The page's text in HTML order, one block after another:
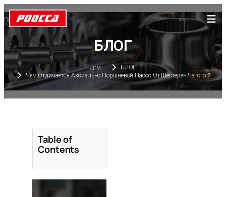
БЛОГ
Дом
БЛОГ
Чем Отличается Аксиально Поршневой Насос От Шестерен Чатого？
Table of
Contents